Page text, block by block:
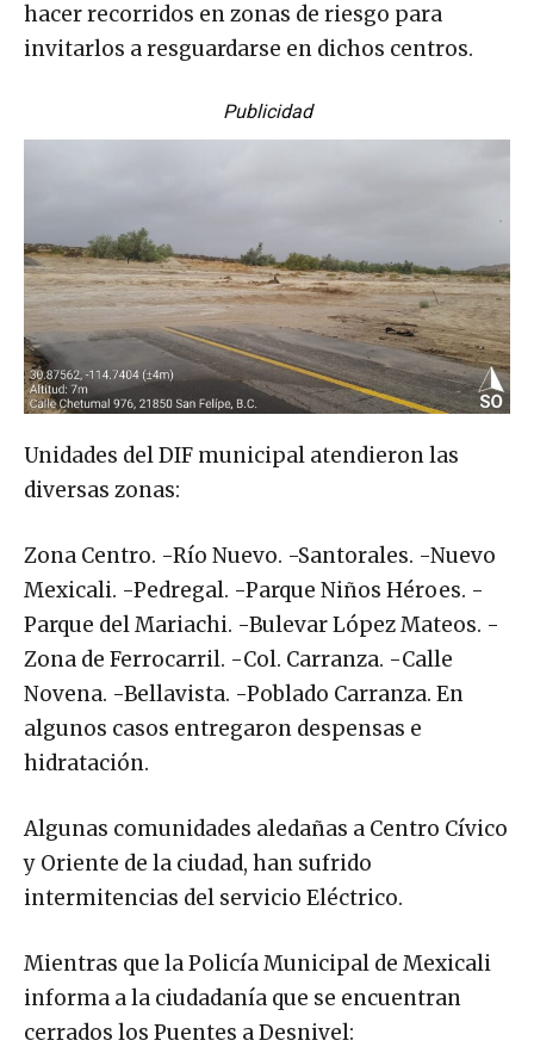
hacer recorridos en zonas de riesgo para
invitarlos a resguardarse en dichos centros.
Publicidad
Unidades del DIF municipal atendieron las
diversas zonas:
Zona Centro. -Río Nuevo. -Santorales. -Nuevo
Mexicali. -Pedregal. -Parque Niños Héroes. -
Parque del Mariachi. -Bulevar López Mateos. -
Zona de Ferrocarril. -Col. Carranza. -Calle
Novena. -Bellavista. -Poblado Carranza. En
algunos casos entregaron despensas e
hidratación.
Algunas comunidades aledañas a Centro Cívico
y Oriente de la ciudad, han sufrido
intermitencias del servicio Eléctrico.
Mientras que la Policía Municipal de Mexicali
informa a la ciudadanía que se encuentran
cerrados los Puentes a Desnivel: